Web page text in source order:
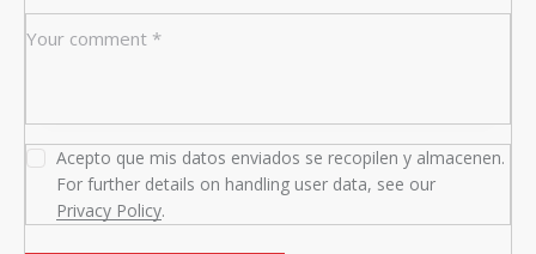
Acepto que mis datos enviados se recopilen y almacenen.
For further details on handling user data, see our
Privacy Policy.